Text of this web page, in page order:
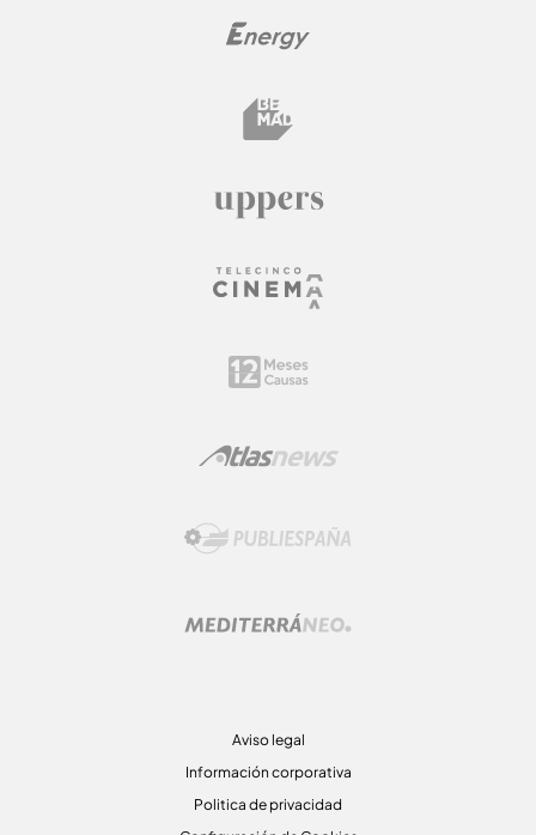
Aviso legal
Información corporativa
Politica de privacidad